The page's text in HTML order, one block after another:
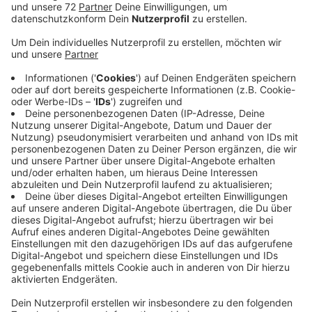
Jutta will bei Facebook wissen: Was soll das sein,
wenn es fertig ist? Wir fragen für Sie nach bei
Ortsvorsteher Christoph Wübbelt. Die Antwort: Es
handle sich um ein Projekt im Rahmen des
Ortsteilbudgets von der Stadt. Dafür hatte die
Dorfgemeinschaft Vorschläge gesammelt. Unter
anderem wünschten sich Eltern eine
Aussichtsplattform, von der Kinder die Natur
beobachten können. Jetzt steht die Finanzierung und
der Wunsch wird Wirklichkeit. In der Diskussion bei
Facebook wundert sich unter anderem Petra, dass die
Aussichtsplattform nur rund einen Meter hoch ist.
Dafür nennt der Ortsvorsteher verschiedene Gründe:
Einerseits sollen Besucher den Anwohnern auf der
anderen Seite nicht ins Wohnzimmer schauen können
und andererseits lässt sich so der Zugang vom